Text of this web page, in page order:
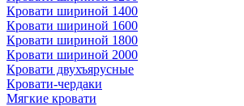
Кровати шириной 1400
Кровати шириной 1600
Кровати шириной 1800
Кровати шириной 2000
Кровати двухъярусные
Кровати-чердаки
Мягкие кровати